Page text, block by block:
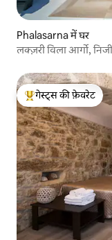
Phalasarna में घर
लक्ज़री विला आर्गो,
गेस्ट्स का टॉप फ़ेवरेट
गेस्ट्स की फ़ेवरेट